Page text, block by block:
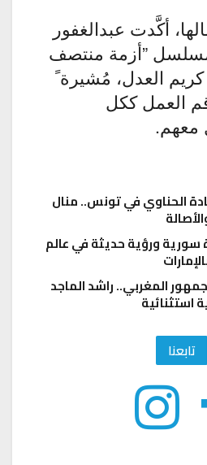
أكَّدت عبدالغفور
”أزمة منتصف
كريم العدل، مُشيرة
العمل ككل
معهم.
الحناوي في تونس.. منال
سورية ورؤية حديثة في عالم
المغربي.. راشد الماجد
استثنائية
تابعنا